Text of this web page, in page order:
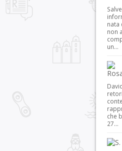
nata
non
un...
che
27...